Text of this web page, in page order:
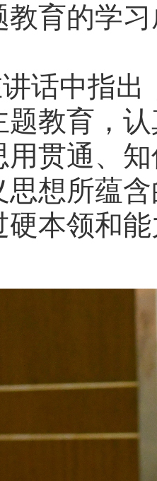
教育的学
中指出
题教育，
用贯通、
思想所蕴
硬本领和